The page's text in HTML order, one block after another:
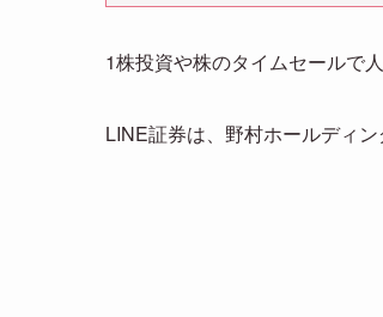
1株投資や株のタイムセールで
LINE証券は、野村ホールディ